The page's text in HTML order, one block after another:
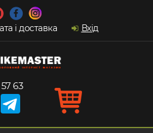
і доставка Вхід
63